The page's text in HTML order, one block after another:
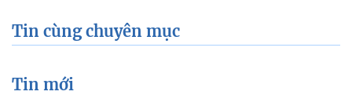
Tin cùng chuyên mục
Tin mới